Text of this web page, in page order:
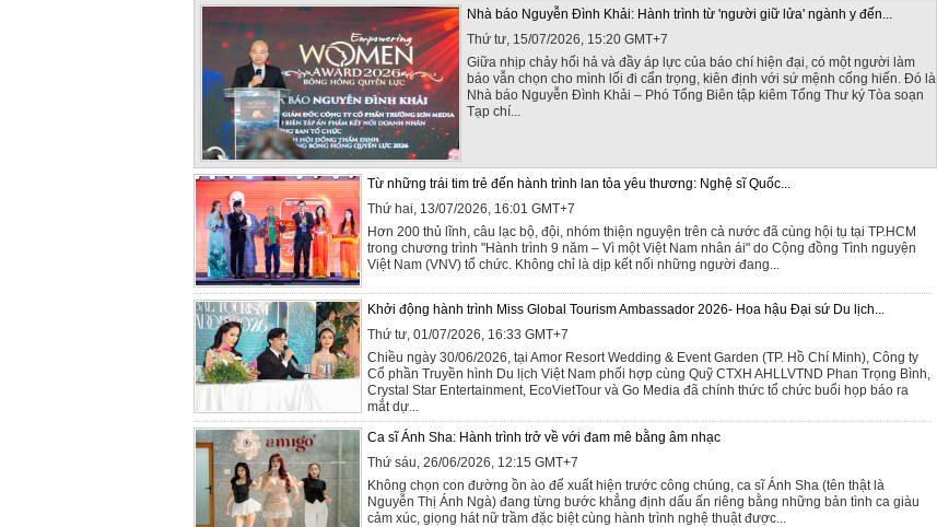
Nhà báo Nguyễn Đình Khải: Hành trình từ 'người giữ lửa' ngành y đến...
Thứ tư, 15/07/2026, 15:20 GMT+7
Giữa nhịp chảy hối hả và đầy áp lực của báo chí hiện đại, có một người làm
báo vẫn chọn cho mình lối đi cẩn trọng, kiên định với sứ mệnh cống hiến. Đó là
Nhà báo Nguyễn Đình Khải – Phó Tổng Biên tập kiêm Tổng Thư ký Tòa soạn
Tạp chí...
Từ những trái tim trẻ đến hành trình lan tỏa yêu thương: Nghệ sĩ Quốc...
Thứ hai, 13/07/2026, 16:01 GMT+7
Hơn 200 thủ lĩnh, câu lạc bộ, đội, nhóm thiện nguyện trên cả nước đã cùng hội tụ tại TP.HCM
trong chương trình "Hành trình 9 năm – Vì một Việt Nam nhân ái" do Cộng đồng Tình nguyện
Việt Nam (VNV) tổ chức. Không chỉ là dịp kết nối những người đang...
Khởi động hành trình Miss Global Tourism Ambassador 2026- Hoa hậu Đại sứ Du lịch...
Thứ tư, 01/07/2026, 16:33 GMT+7
Chiều ngày 30/06/2026, tại Amor Resort Wedding & Event Garden (TP. Hồ Chí Minh), Công ty
Cổ phần Truyền hình Du lịch Việt Nam phối hợp cùng Quỹ CTXH AHLLVTND Phan Trọng Bình,
Crystal Star Entertainment, EcoVietTour và Go Media đã chính thức tổ chức buổi họp báo ra
mắt dự...
Ca sĩ Ánh Sha: Hành trình trở về với đam mê bằng âm nhạc
Thứ sáu, 26/06/2026, 12:15 GMT+7
Không chọn con đường ồn ào để xuất hiện trước công chúng, ca sĩ Ánh Sha (tên thật là
Nguyễn Thị Ánh Ngà) đang từng bước khẳng định dấu ấn riêng bằng những bản tình ca giàu
cảm xúc, giọng hát nữ trầm đặc biệt cùng hành trình nghệ thuật được...